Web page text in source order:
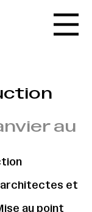
au
architectes et
au point